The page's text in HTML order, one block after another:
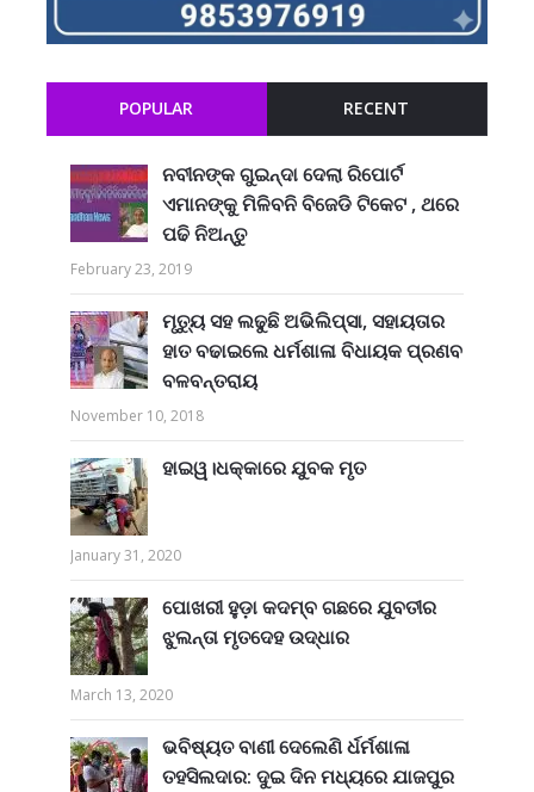
POPULAR RECENT
ନବୀନଙ୍କ ଗୁଇନ୍ଦା ଦେଲା ରିପୋର୍ଟ
ଏମାନଙ୍କୁ ମିଳିବନି ବିଜେଡି ଟିକେଟ , ଥରେ
ପଢି ନିଅନ୍ତୁ
February 23, 2019
ମୃତ୍ୟୁ ସହ ଲଢୁଛି ଅଭିଲିପ୍ସା, ସହାୟତାର
ହାତ ବଢାଇଲେ ଧର୍ମଶାଳା ବିଧାୟକ ପ୍ରଣବ
ବଳବନ୍ତରାୟ
November 10, 2018
ହାଇୱ।ଧକ୍କାରେ ଯୁବକ ମୃତ
January 31, 2020
ପୋଖରୀ ହୁଡ଼ା କଦମ୍ବ ଗଛରେ ଯୁବତୀର
ଝୁଲନ୍ତା ମୃତଦେହ ଉଦ୍ଧାର
March 13, 2020
ଭବିଷ୍ୟତ ବାଣୀ ଦେଲେଣି ର୍ଧର୍ମଶାଳା
ତହସିଲଦାର: ଦୁଇ ଦିନ ମଧ୍ୟରେ ଯାଜପୁର